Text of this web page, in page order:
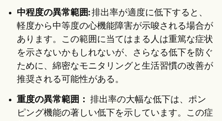
中程度の異常範囲:排出率が適度に低下すると、
軽度から中等度の心機能障害が示唆される場合が
あります。この範囲に当てはまる人は重篤な症状
を示さないかもしれないが、さらなる低下を防ぐ
ために、綿密なモニタリングと生活習慣の改善が
推奨される可能性がある。
重度の異常範囲： 排出率の大幅な低下は、ポン
ピング機能の著しい低下を示しています。この症